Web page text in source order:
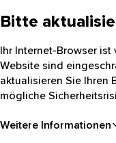
Bitte
Ihr Internet-Browser ist
Website sind
aktualisieren Sie Ihren
mögliche
Weitere Informationen